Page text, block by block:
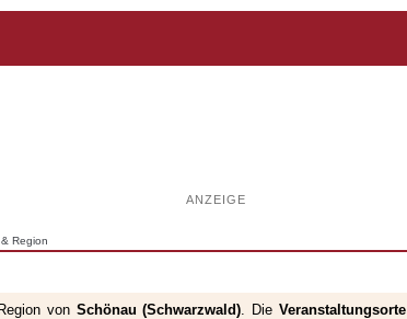
ANZEIGE
Region
von Schönau (Schwarzwald). DieVeranstaltungsorte